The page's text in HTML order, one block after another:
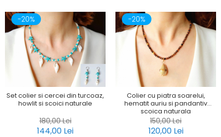
-20%
Set colier si cercei din turcoaz,
howlit si scoici naturale
180,00 Lei
144,00 Lei
-20%
Colier cu piatra soarelui,
hematit auriu si pandantiv
scoica naturala
150,00 Lei
120,00 Lei